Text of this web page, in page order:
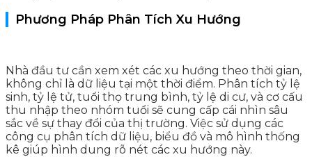
Phương Pháp Phân Tích Xu Hướng
Nhà đầu tư cần xem xét các xu hướng theo thời gian,
không chỉ là dữ liệu tại một thời điểm. Phân tích tỷ lệ
sinh, tỷ lệ tử, tuổi thọ trung bình, tỷ lệ di cư, và cơ cấu
thu nhập theo nhóm tuổi sẽ cung cấp cái nhìn sâu
sắc về sự thay đổi của thị trường. Việc sử dụng các
công cụ phân tích dữ liệu, biểu đồ và mô hình thống
kê giúp hình dung rõ nét các xu hướng này.